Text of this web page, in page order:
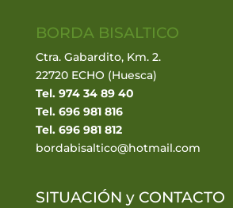
BORDA BISALTICO
Ctra. Gabardito, Km. 2.
22720 ECHO (Huesca)
Tel. 974 34 89 40
Tel. 696 981 816
Tel. 696 981 812
bordabisaltico@hotmail.com
SITUACIÓN y CONTACTO